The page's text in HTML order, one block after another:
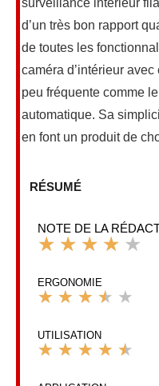
d’un très bon rapport
de toutes les
caméra d’intérieur
peu fréquente comme
automatique. Sa
en font un produit de
RÉSUMÉ
NOTE DE LA
★ ★ ★ ★ ★
ERGONOMIE
★ ★ ★ ★ ★
UTILISATION
★ ★ ★ ★ ★